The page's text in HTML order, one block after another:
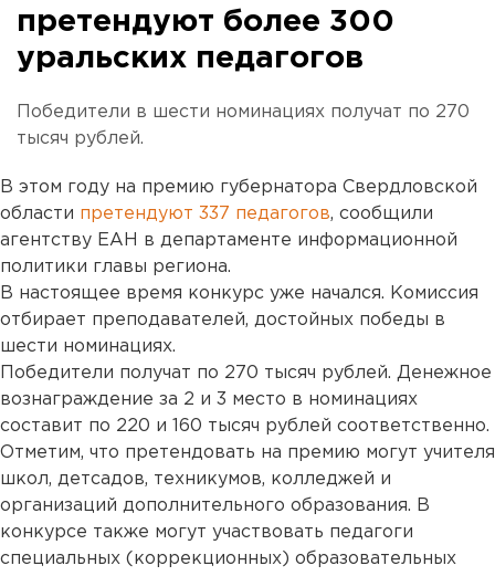
претендуют более 300
уральских педагогов
Победители в шести номинациях получат по 270
тысяч рублей.
В этом году на премию губернатора Свердловской
области претендуют 337 педагогов, сообщили
агентству ЕАН в департаменте информационной
политики главы региона.
В настоящее время конкурс уже начался. Комиссия
отбирает преподавателей, достойных победы в
шести номинациях.
Победители получат по 270 тысяч рублей. Денежное
вознаграждение за 2 и 3 место в номинациях
составит по 220 и 160 тысяч рублей соответственно.
Отметим, что претендовать на премию могут учителя
школ, детсадов, техникумов, колледжей и
организаций дополнительного образования. В
конкурсе также могут участвовать педагоги
специальных (коррекционных) образовательных